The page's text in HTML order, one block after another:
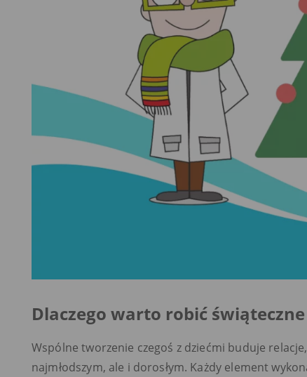
Dlaczego warto robić
Wspólne tworzenie czegoś z dziećmi buduje
najmłodszym, ale i dorosłym. Każdy element